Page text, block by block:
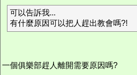
可以告訴我...
有什麼原因可以把人趕出教會嗎?!
一個俱樂部趕人離開需要原因嗎?